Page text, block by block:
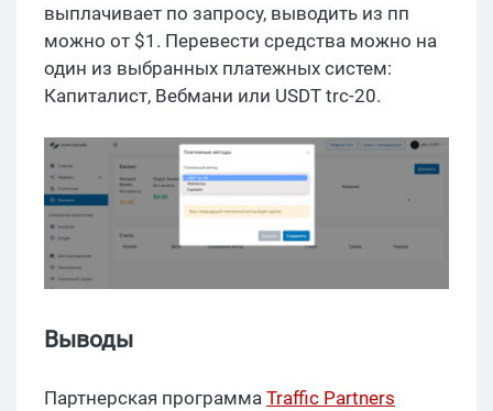
выплачивает по запросу, выводить из пп
можно от $1. Перевести средства можно на
один из выбранных платежных систем:
Капиталист, Вебмани или USDT trc-20.
Выводы
Партнерская программа Traffic Partners